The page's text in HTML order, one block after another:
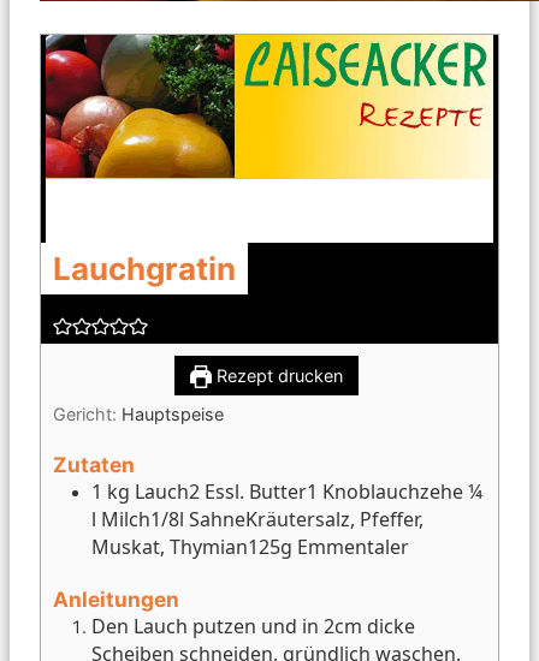
Lauchgratin
Rezept drucken
Gericht: Hauptspeise
Zutaten
1 kg Lauch2 Essl. Butter1 Knoblauchzehe¼
l Milch1/8l SahneKräutersalz, Pfeffer,
Muskat, Thymian125g Emmentaler
Anleitungen
Den Lauch putzen und in 2cm dicke
Scheiben schneiden, gründlich waschen.